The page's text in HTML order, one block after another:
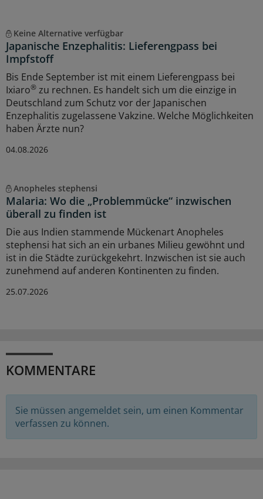
Keine Alternative verfügbar
Japanische Enzephalitis: Lieferengpass bei
Impfstoff
Bis Ende September ist mit einem Lieferengpass bei
Ixiaro® zu rechnen. Es handelt sich um die einzige in
Deutschland zum Schutz vor der Japanischen
Enzephalitis zugelassene Vakzine. Welche Möglichkeiten
haben Ärzte nun?
04.08.2026
Anopheles stephensi
Malaria: Wo die „Problemmücke“ inzwischen
überall zu finden ist
Die aus Indien stammende Mückenart Anopheles
stephensi hat sich an ein urbanes Milieu gewöhnt und
ist in die Städte zurückgekehrt. Inzwischen ist sie auch
zunehmend auf anderen Kontinenten zu finden.
25.07.2026
KOMMENTARE
Sie müssen angemeldet sein, um einen Kommentar
verfassen zu können.